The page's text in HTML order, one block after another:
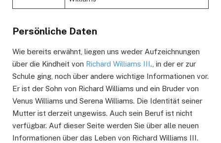
Persönliche Daten
Wie bereits erwähnt, liegen uns weder Aufzeichnungen
über die Kindheit von Richard Williams III., in der er zur
Schule ging, noch über andere wichtige Informationen vor.
Er ist der Sohn von Richard Williams und ein Bruder von
Venus Williams und Serena Williams. Die Identität seiner
Mutter ist derzeit ungewiss. Auch sein Beruf ist nicht
verfügbar. Auf dieser Seite werden Sie über alle neuen
Informationen über das Leben von Richard Williams III.